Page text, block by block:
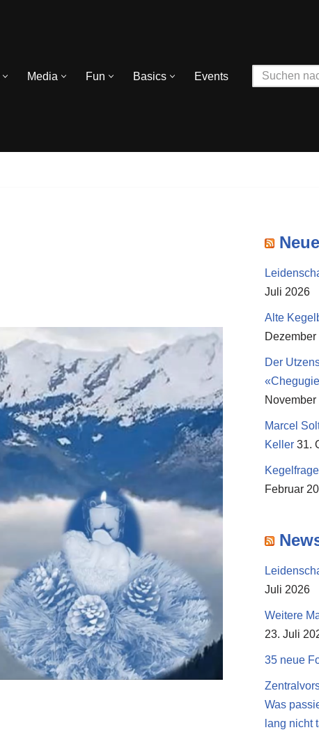
Media Fun Basics Events
Juli 2026
Alte
Dezember
Der
November
Marcel
Keller 31.
Februar
Juli 2026
Weitere
23. Juli
35 neue
Was
lang nicht